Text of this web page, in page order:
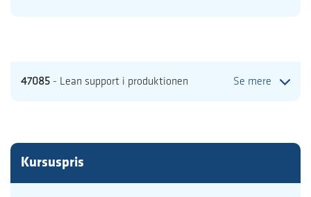
47085 - Lean support i produktionen Se mere
Kursuspris